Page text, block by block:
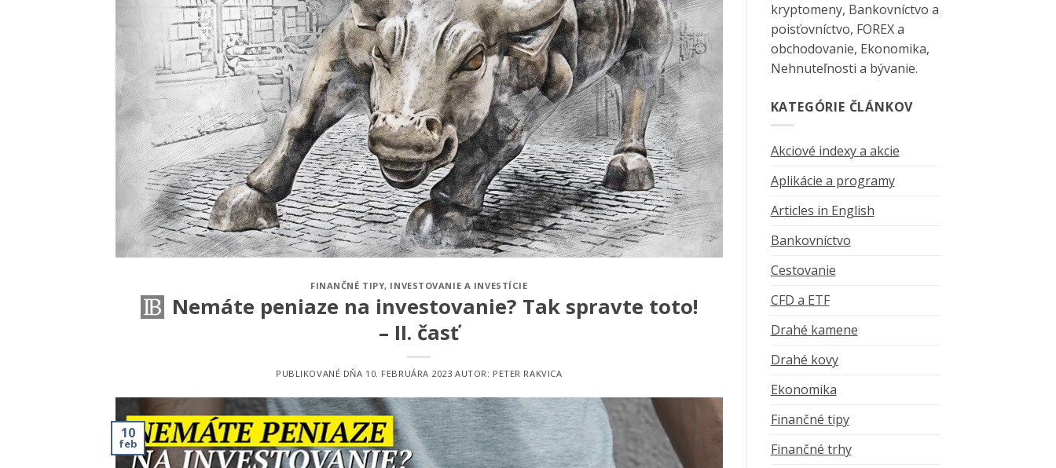
FINANČNÉ TIPY, INVESTOVANIE A INVESTÍCIE
Nemáte peniaze na investovanie? Tak spravte toto!
– II. časť
PUBLIKOVANÉ DŇA 10. FEBRUÁRA 2023 AUTOR: PETER RAKVICA
10
feb
kryptomeny, Bankovníctvo a
poisťovníctvo, FOREX a
obchodovanie, Ekonomika,
Nehnuteľnosti a bývanie.
KATEGÓRIE ČLÁNKOV
Akciové indexy a akcie
Aplikácie a programy
Articles in English
Bankovníctvo
Cestovanie
CFD a ETF
Drahé kamene
Drahé kovy
Ekonomika
Finančné tipy
Finančné trhy